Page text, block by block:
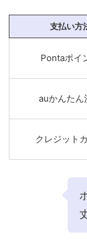
支払い方
Pontaポイ
auかんたん
クレジット